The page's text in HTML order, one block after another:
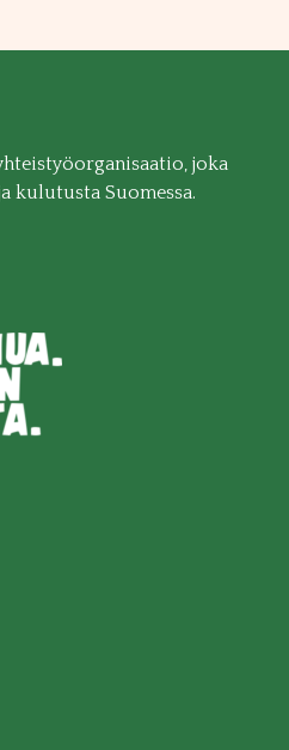
joka
kulutusta Suomessa.